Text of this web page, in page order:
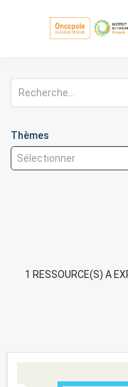
Rechercher
Thèmes
1 RESSOURCE(S) A